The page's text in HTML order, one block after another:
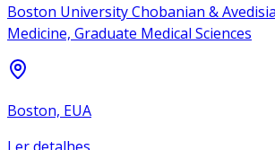
Boston University Chobanian &
Medicine, Graduate Medical Sciences
Boston, EUA
Ler detalhes